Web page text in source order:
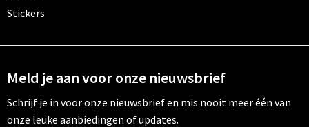
Stickers
Meld je aan voor onze nieuwsbrief
Schrijf je in voor onze nieuwsbrief en mis nooit meer één van
onze leuke aanbiedingen of updates.